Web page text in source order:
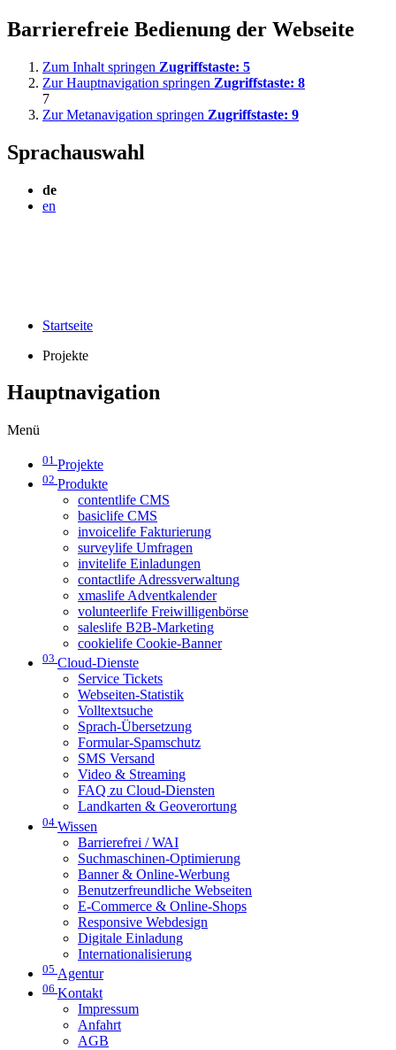
Barrierefreie Bedienung der Webseite
Zum Inhalt springen Zugriffstaste: 5
Zur Hauptnavigation springen Zugriffstaste: 8
7
Zur Metanavigation springen Zugriffstaste: 9
Sprachauswahl
de
en
Startseite
Projekte
Hauptnavigation
Menü
01 Projekte
02 Produkte
contentlife CMS
basiclife CMS
invoicelife Fakturierung
surveylife Umfragen
invitelife Einladungen
contactlife Adressverwaltung
xmaslife Adventkalender
volunteerlife Freiwilligenbörse
saleslife B2B-Marketing
cookielife Cookie-Banner
03 Cloud-Dienste
Service Tickets
Webseiten-Statistik
Volltextsuche
Sprach-Übersetzung
Formular-Spamschutz
SMS Versand
Video & Streaming
FAQ zu Cloud-Diensten
Landkarten & Geoverortung
04 Wissen
Barrierefrei / WAI
Suchmaschinen-Optimierung
Banner & Online-Werbung
Benutzerfreundliche Webseiten
E-Commerce & Online-Shops
Responsive Webdesign
Digitale Einladung
Internationalisierung
05 Agentur
06 Kontakt
Impressum
Anfahrt
AGB